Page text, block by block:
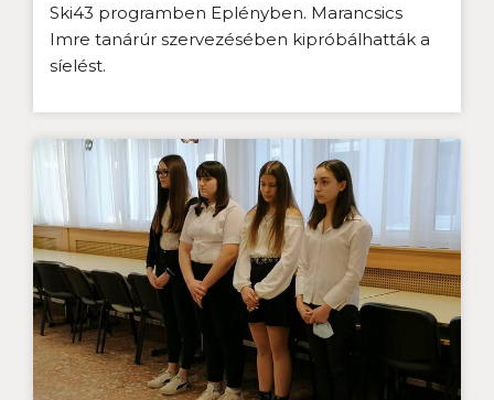
Ski43 programben Eplényben. Marancsics
Imre tanárúr szervezésében kipróbálhatták a
síelést.